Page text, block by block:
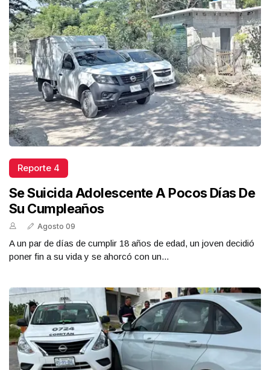
Reporte 4
Se Suicida Adolescente A Pocos Días De
Su Cumpleaños
Agosto 09
A un par de días de cumplir 18 años de edad, un joven decidió
poner fin a su vida y se ahorcó con un...